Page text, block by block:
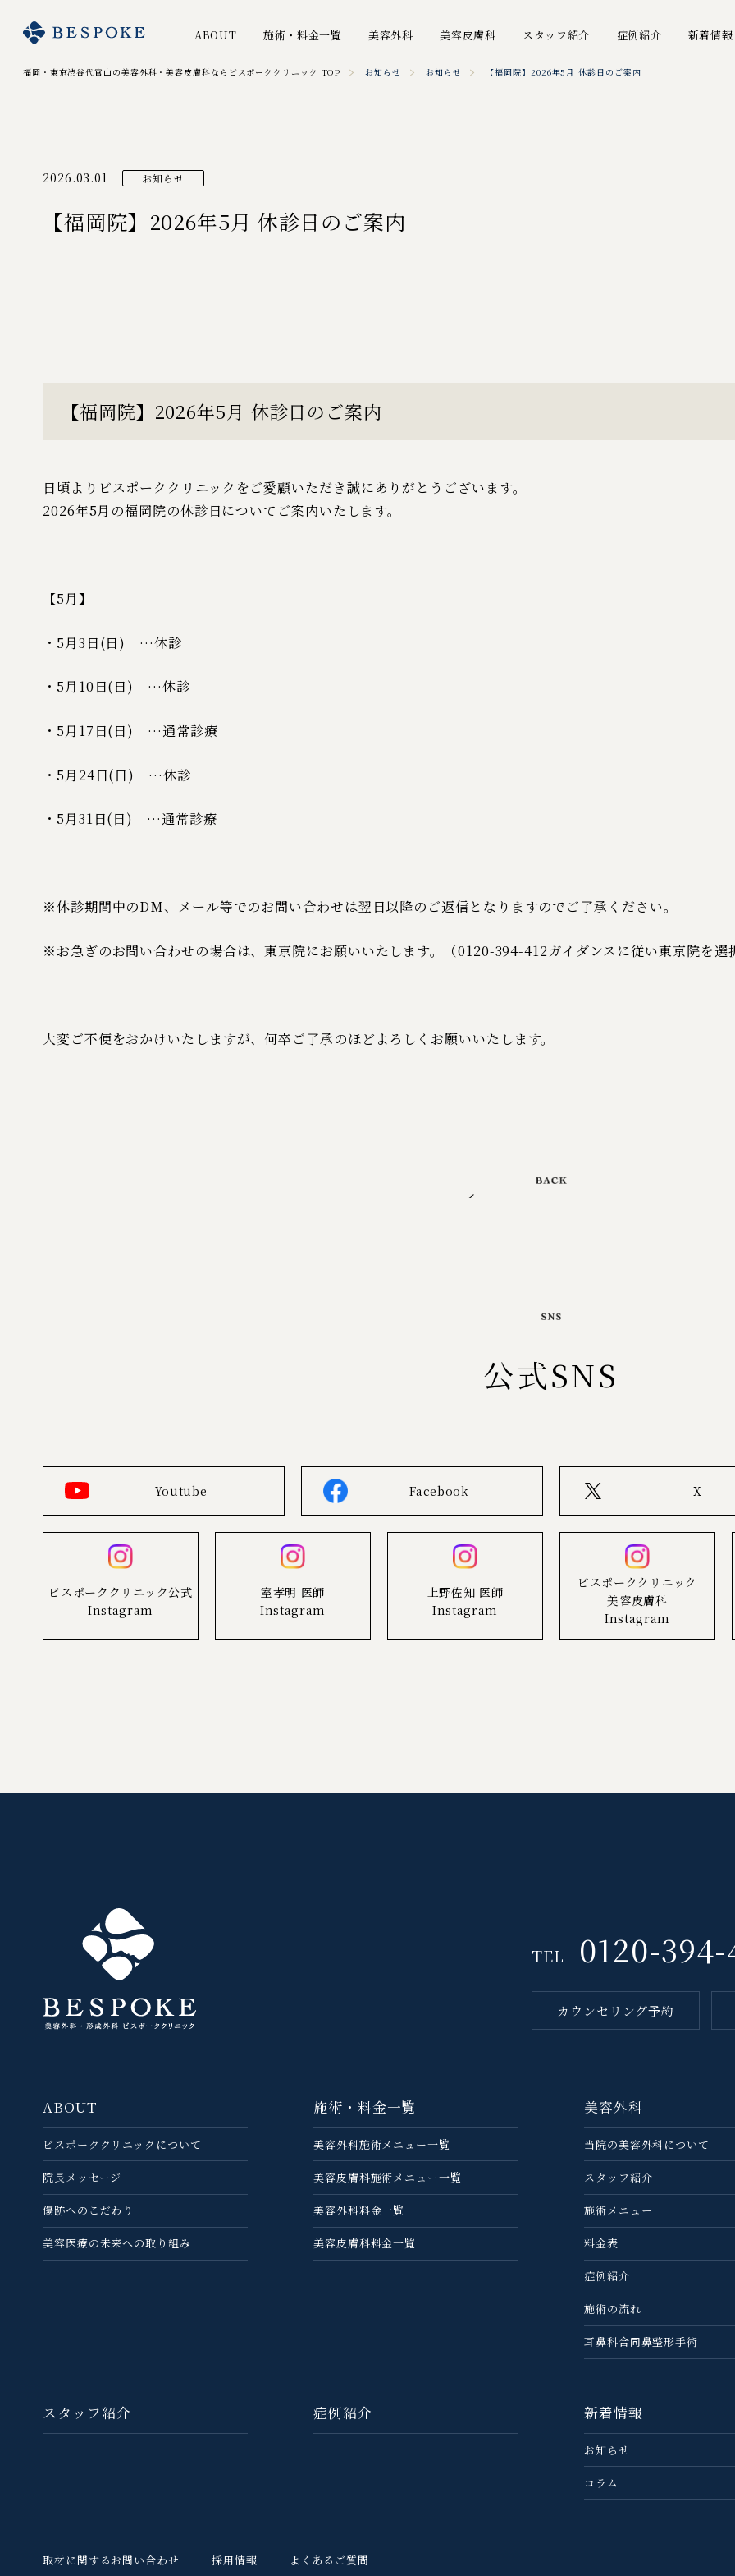
ABOUT 施術・料金一覧 美容外科 美容皮膚科 スタッフ紹介 症例紹介 新着情報
福岡・東京渋谷代官山の美容外科・美容皮膚科ならビスポーククリニック TOP お知らせ お知らせ 【福岡院】2026年5月 休診日のご案内
2026.03.01 お知らせ
【福岡院】2026年5月 休診日のご案内
【福岡院】2026年5月 休診日のご案内
日頃よりビスポーククリニックをご愛顧いただき誠にありがとうございます。
2026年5月の福岡院の休診日についてご案内いたします。
【5月】
・5月3日(日) …休診
・5月10日(日) …休診
・5月17日(日) …通常診療
・5月24日(日) …休診
・5月31日(日) …通常診療
※休診期間中のDM、メール等でのお問い合わせは翌日以降のご返信となりますのでご了承ください。
※お急ぎのお問い合わせの場合は、東京院にお願いいたします。（0120-394-412ガイダンスに従い東京院を選
大変ご不便をおかけいたしますが、何卒ご了承のほどよろしくお願いいたします。
公式SNS
Youtube Facebook X
ビスポーククリニック公式
Instagram
室孝明 医師
Instagram
上野佐知 医師
Instagram
ビスポーククリニック
美容皮膚科
Instagram
TEL 0120-394-
カウンセリング予約
ABOUT
ビスポーククリニックについて
院長メッセージ
傷跡へのこだわり
美容医療の未来への取り組み
施術・料金一覧
美容外科施術メニュー一覧
美容皮膚科施術メニュー一覧
美容外科料金一覧
美容皮膚科料金一覧
美容外科
当院の美容外科について
スタッフ紹介
施術メニュー
料金表
症例紹介
施術の流れ
耳鼻科合同鼻整形手術
スタッフ紹介 症例紹介 新着情報
お知らせ
コラム
取材に関するお問い合わせ 採用情報 よくあるご質問